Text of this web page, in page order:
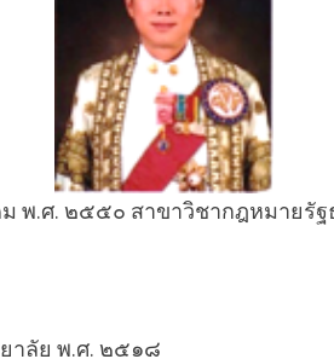
พ.ศ. ๒๕๕๐ สาขาวิชากฎหมายรั
ลัย พ.ศ. ๒๕๑๘